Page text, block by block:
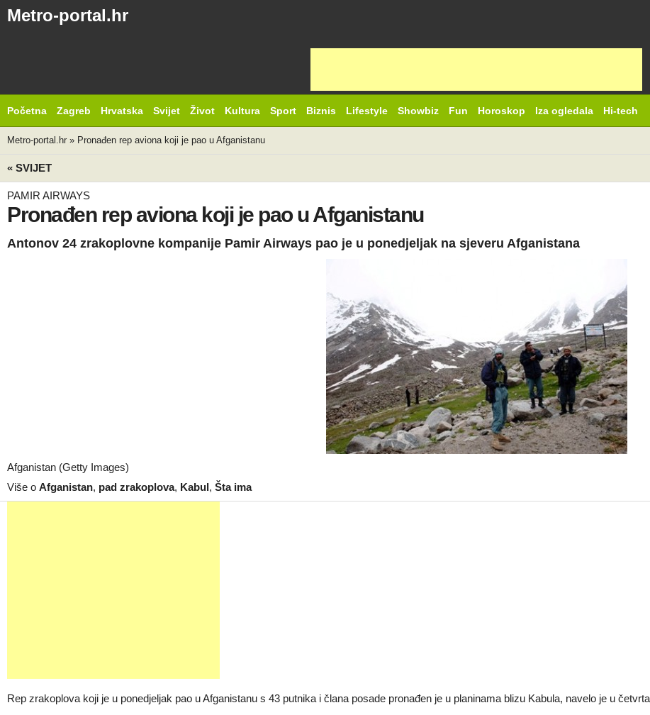
Metro-portal.hr
Početna Zagreb Hrvatska Svijet Život Kultura Sport Biznis Lifestyle Showbiz Fun Horoskop Iza ogledala Hi-tech
Metro-portal.hr » Pronađen rep aviona koji je pao u Afganistanu
« SVIJET
PAMIR AIRWAYS
Pronađen rep aviona koji je pao u Afganistanu
Antonov 24 zrakoplovne kompanije Pamir Airways pao je u ponedjeljak na sjeveru Afganistana
Afganistan (Getty Images)
Više o Afganistan, pad zrakoplova, Kabul, Šta ima
Rep zrakoplova koji je u ponedjeljak pao u Afganistanu s 43 putnika i člana posade pronađen je u planinama blizu Kabula, navelo je u